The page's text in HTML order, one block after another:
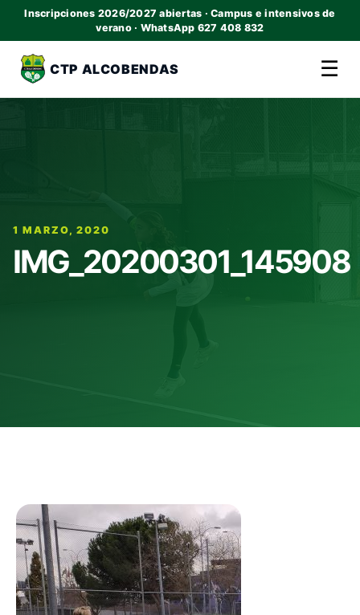
Inscripciones 2026/2027 abiertas · Campus e intensivos de
verano · WhatsApp 627 408 832
CTP ALCOBENDAS ☰
1 MARZO, 2020
IMG_20200301_145908